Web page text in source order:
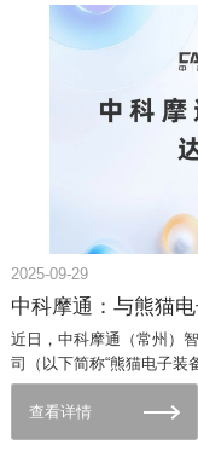
网联汽车领域的技术实力
标准化推动技术普及，为
础。04 从汽车工业到人
中科摩通在严家祥的带领
工业领域积累的精密装配
复杂场景中的应用潜力。
机协作、智能服务等领域
工业还是人形机器人，核
继续以技术为纽带，推动
案。”从理论研究者到产
诠释了工程师精神与行业
摩通汽车工业事业部在新
国“智造”贡献更多力量。
被视为中德科技合作迈向
化难题此次联合德国技术
土创新"双轮驱动，解决
源汽车AI+智能制造领域
术共研，一系列重磅动作
变革”！Jürgen Fleischer
中科摩通的技术积淀与创
擎。”02 政企协同，打造
对合作给予高度评价，此
键举措。政府将持续优化
推动区域形成以AI技术为
科摩通董事长表示，公司
角制造业向AI产业升级提
济大学张为民教授的资源
计未来，我们将深入探索
中国智能制造标准走向世
Fleischer教授、张为民教
2025-09-29
中科摩通：与熊猫
近日，中科摩通（常州）
司（以下简称“熊猫电子装
备领域开启深度协同发展
质量发展要求，整合双方
代升级，为行业发展注入
查看详情